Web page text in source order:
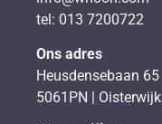
tel: 013 7200722
Ons adres
Heusdensebaan 65
5061PN | Oisterwijk